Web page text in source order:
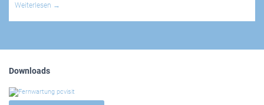
Weiterlesen →
Downloads